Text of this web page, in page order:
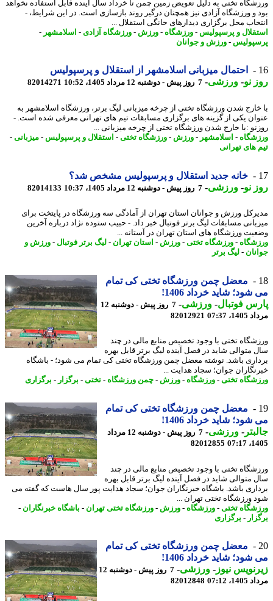
تختی به دلیل تعویض زمین چمن تا خرداد سال آینده قابل استفاده نخواهد
و ورزشگاه آزادی نیز همچنان درگیر روند بازسازی است. در این شرایط، -
محل برگزاری دیدارهای خانگی استقلال ...
و پرسپولیس-ورزشگاه-ورزش -ورزشگاه آزادی -اسلامشهر-
-ورزش و جوانان
احتمال میزبانی اسلامشهر از استقلال و پرسپولیس
نو- ورزشی-7 روز پیش - دوشنبه 12 مرداد 1405، 10:52 82014271
شدن ورزشگاه تختی از چرخه میزبانی لیگ برتر، ورزشگاه اسلامشهر به
یکی از گزینه های برگزاری مسابقات تیم های تهرانی معرفی شده است. -
:با خارج شدن ورزشگاه تختی از چرخه میزبانی ...
-اسلامشهر-ورزش -ورزشگاه تختی-استقلال و پرسپولیس-میزبانی -
های تهرانی
خانه جدید استقلال و پرسپولیس مشخص شد؟
نو- ورزشی-7 روز پیش - دوشنبه 12 مرداد 1405، 10:37 82014133
ورزش و جوانان استان تهران از آمادگی سه ورزشگاه در پایتخت برای
مسابقات لیگ برتر فوتبال خبر داد. - حبیب ستوده نژاد درباره آخرین
ورزشگاه های استان تهران در آستانه ...
-ورزشگاه تختی-ورزش -استان تهران- لیگ برتر فوتبال-ورزش و
-لیگ برتر
معضل چمن ورزشگاه تختی کی تمام
شاید خرداد 1406!
فوتبال-ورزشی-
7 روز پیش - دوشنبه 12
07:37
82012921
تختی با وجود تخصیص منابع مالی در چند
متوالی شاید در فصل آینده لیگ برتر قابل بهره
باشد. نوشته معضل چمن ورزشگاه تختی کی تمام می شود؛ - باشگاه
جوان؛ سجاد هدایت ...
تختی-ورزشگاه-ورزش -چمن ورزشگاه-تختی-برگزار - برگزاری
معضل چمن ورزشگاه تختی کی تمام
شاید خرداد 1406!
-ورزشی-
7 روز پیش - دوشنبه 12 مرداد
82012855
تختی با وجود تخصیص منابع مالی در چند
متوالی شاید در فصل آینده لیگ برتر قابل بهره
باشد. باشگاه خبرنگاران جوان؛ سجاد هدایت پور سال هاست که گفته می
ورزشگاه تختی تهران ...
تختی-ورزشگاه-ورزش -ورزشگاه تختی تهران- باشگاه خبرنگاران-
- برگزاری
معضل چمن ورزشگاه تختی کی تمام
شاید خرداد 1406!
نیوز-ورزشی-
7 روز پیش - دوشنبه 12
07:12
82012848